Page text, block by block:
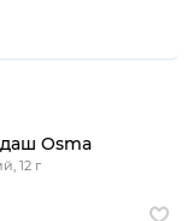
Osma
12 г